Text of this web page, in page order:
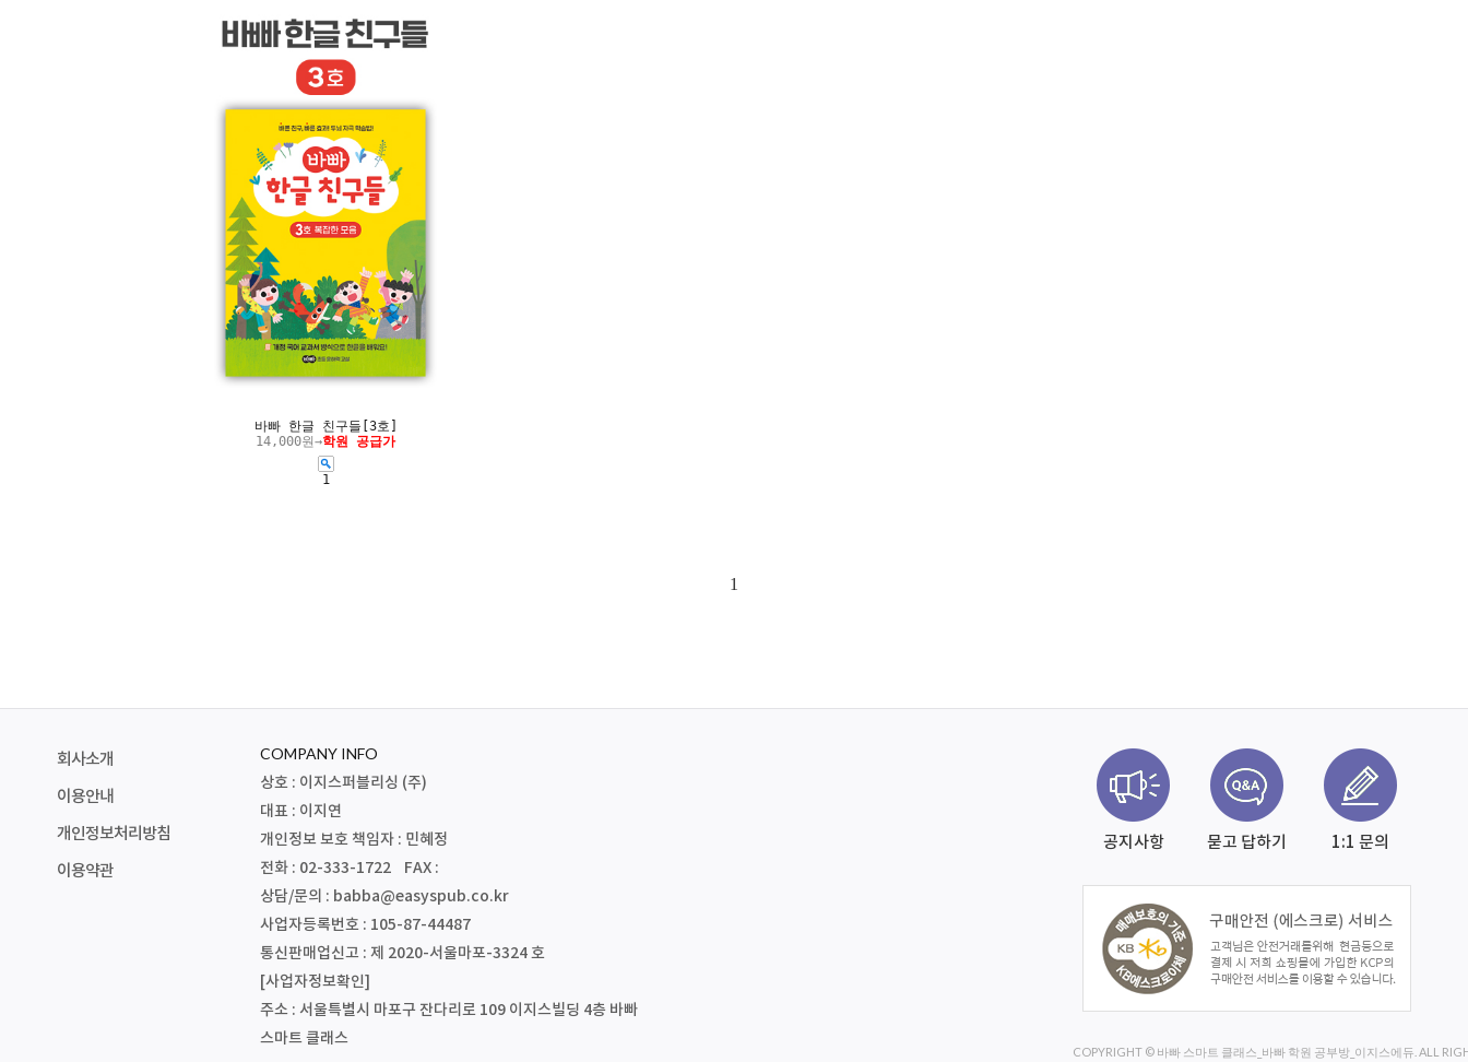
바빠 한글 친구들[3호]
14,000원→학원 공급가
1
1
회사소개
이용안내
개인정보처리방침
이용약관
COMPANY INFO
상호 : 이지스퍼블리싱 (주)
대표 : 이지연
개인정보 보호 책임자 : 민혜정
전화 : 02-333-1722 FAX :
상담/문의 : babba@easyspub.co.kr
사업자등록번호 : 105-87-44487
통신판매업신고 : 제 2020-서울마포-3324 호
[사업자정보확인]
주소 : 서울특별시 마포구 잔다리로 109 이지스빌딩 4층 바빠
스마트 클래스
공지사항 묻고 답하기 1:1 문의
COPYRIGHT © 바빠 스마트 클래스_바빠 학원 공부방_이지스에듀. ALL